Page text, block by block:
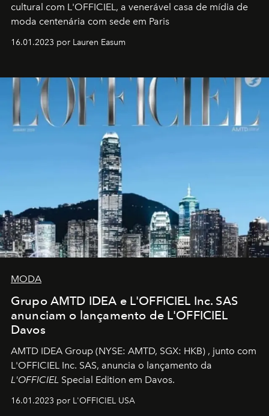
cultural com L'OFFICIEL, a venerável casa de mídia de
moda centenária com sede em Paris
16.01.2023 por Lauren Easum
MODA
Grupo AMTD IDEA e L'OFFICIEL Inc. SAS
anunciam o lançamento de L'OFFICIEL
Davos
AMTD IDEA Group (NYSE: AMTD, SGX: HKB) , junto com
L'OFFICIEL Inc. SAS, anuncia o lançamento da
L'OFFICIEL Special Edition em Davos.
16.01.2023 por L'OFFICIEL USA